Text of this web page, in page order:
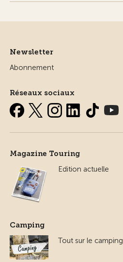
Newsletter
Abonnement
Réseaux sociaux
Magazine Touring
Edition actuelle
Camping
Tout sur le camping